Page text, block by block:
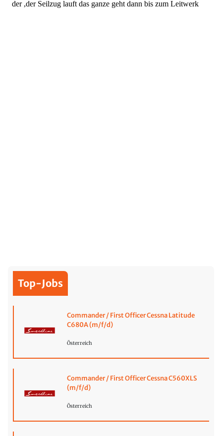
Top-Jobs
Commander / First Officer Cessna Latitude
C680A (m/f/d)
Österreich
Commander / First Officer Cessna C560XLS
(m/f/d)
Österreich